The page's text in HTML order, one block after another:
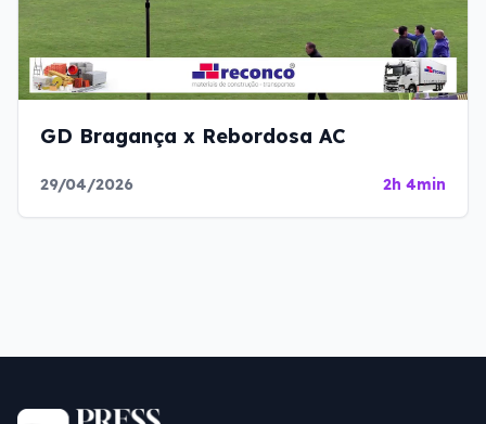
GD Bragança x Rebordosa AC
29/04/2026 2h 4min